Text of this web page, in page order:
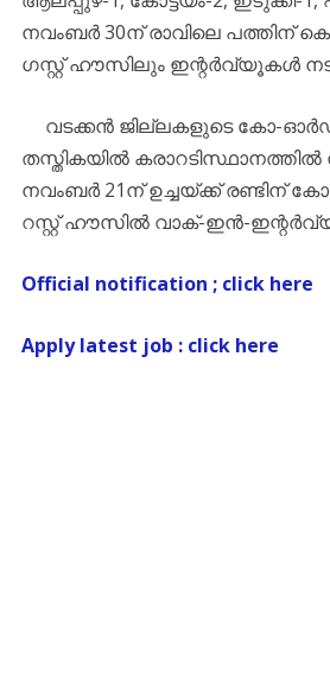
നവംബർ 30ന് രാവിലെ പത്തിന്
ഗസ്റ്റ് ഹൗസിലും ഇന്റർവ്യൂകൾ
വടക്കൻ ജില്ലകളുടെ കോ-
തസ്തികയിൽ കരാറടിസ്ഥാനത്തിൽ
നവംബർ 21ന് ഉച്ചയ്ക്ക് രണ്ടിന്
റസ്റ്റ് ഹൗസിൽ വാക്-ഇൻ-
Official notification ; click here
Apply latest job : click here